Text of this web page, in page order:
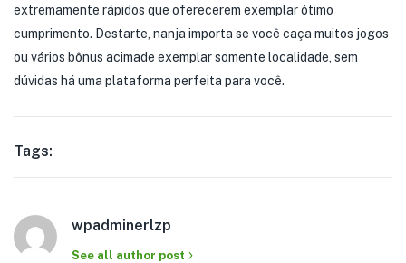
extremamente rápidos que oferecerem exemplar ótimo
cumprimento. Destarte, nanja importa se você caça muitos jogos
ou vários bônus acimade exemplar somente localidade, sem
dúvidas há uma plataforma perfeita para você.
Tags:
wpadminerlzp
See all author post